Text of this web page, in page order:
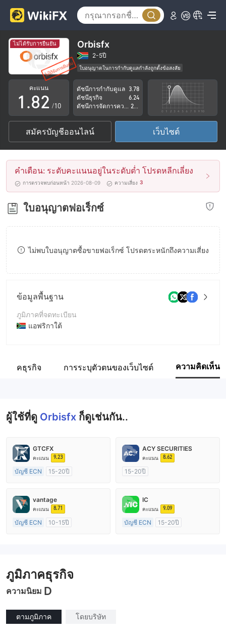
ไม่ได้รับการยืนยัน Orbisfx
2-5ปี
ใบอนุญาตในการกำกับดูแลกำลังถูกตั้งข้อสงสัย
กลุ่มธุรกิจที่ต้องสงสัย
ระวังความเสี่ยงอันตรายที่อาจจะซ่อนอยู่
คะแนน
0
1
2
3
4
5
6
7
8
.
4
5
6
7
8
9
0
1
2
3
4
5
6
7
8
9
/10
ดัชนีการกำกับดูแล 3.78
ดัชนีธุรกิจ
6.24
สมัครบัญชีออนไลน์ เว็บไซต์
คำเตือน: ระดับคะแนนอยู่ในระดับต่ำ โปรดหลีกเลี่ยง
การตรวจพบก่อนหน้า 2026-08-09 ความเสี่ยง 3
ใบอนุญาตฟอเร็กซ์
ไม่พบใบอนุญาตซื้อขายฟอเร็กซ์ โปรดตระหนักถึงความเสี่ยง
ข้อมูลพื้นฐาน
ภูมิภาคที่จดทะเบียน
แอฟริกาใต้
ชื่อบริษัท
ภาคธุรกิจ การระบุตัวตนของเว็บไซต์ ความคิดเห็น
ผู้ใช้ที่ดู Orbisfx ก็ดูเช่นกัน..
GTCFX
คะแนน 9.23
บัญชี ECN
15-20ปี
ใบอนุญาต MT4 แบบเต็ม
ACY SECURITIES
คะแนน 8.62
15-20ปี
ใบอนุญาต MT4 แบบเต็ม
vantage
คะแนน 8.71
บัญชี ECN
10-15ปี
IC
คะแนน 9.09
บัญชี ECN
15-20ปี
ภูมิภาคธุรกิจ
ความนิยม D
ตามภูมิภาค โดยบริษัท